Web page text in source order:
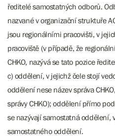
ředitelé samostatných odborů.
nazvané v organizační struktuře
jsou regionálními pracovišti, v
pracoviště (v případě, že
CHKO, nazývá se tato pozice
c) oddělení, v jejichž čele stojí
oddělení nese název správa
správy CHKO); oddělení přímo
se nazývají samostatná oddělení,
samostatného oddělení.